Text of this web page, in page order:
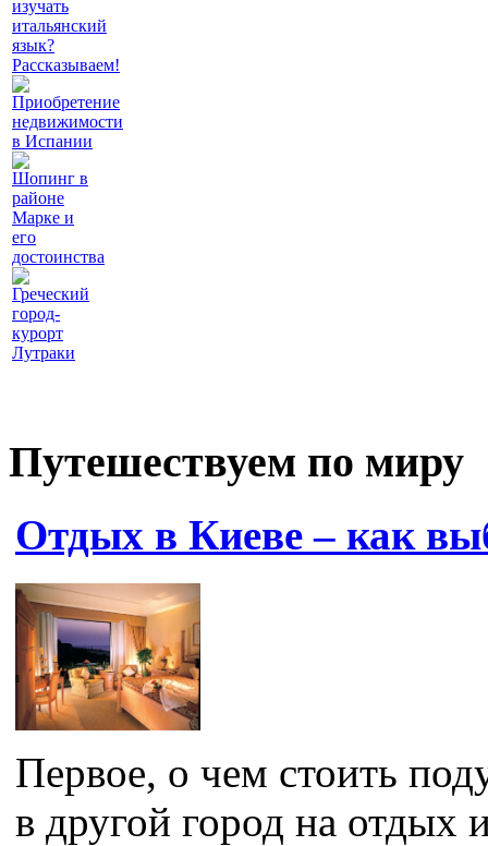
изучать
итальянский
язык?
Рассказываем!
Приобретение
недвижимости
в Испании
Шопинг в
районе
Марке и
его
достоинства
Греческий
город-
курорт
Лутраки
Путешествуем по миру
Отдых в Киеве – как
Первое, о чем стоить
в другой город на отдых